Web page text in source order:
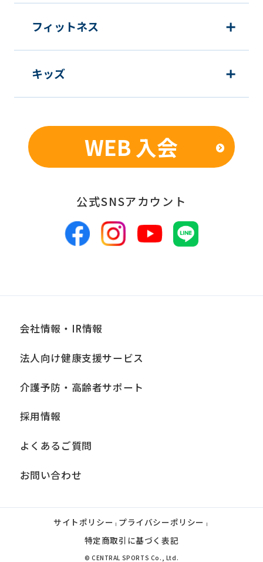
フィットネス
キッズ
WEB 入会
公式SNSアカウント
会社情報・IR情報
法人向け健康支援サービス
介護予防・高齢者サポート
採用情報
よくあるご質問
お問い合わせ
サイトポリシー | プライバシーポリシー |
特定商取引に基づく表記
© CENTRAL SPORTS Co., Ltd.